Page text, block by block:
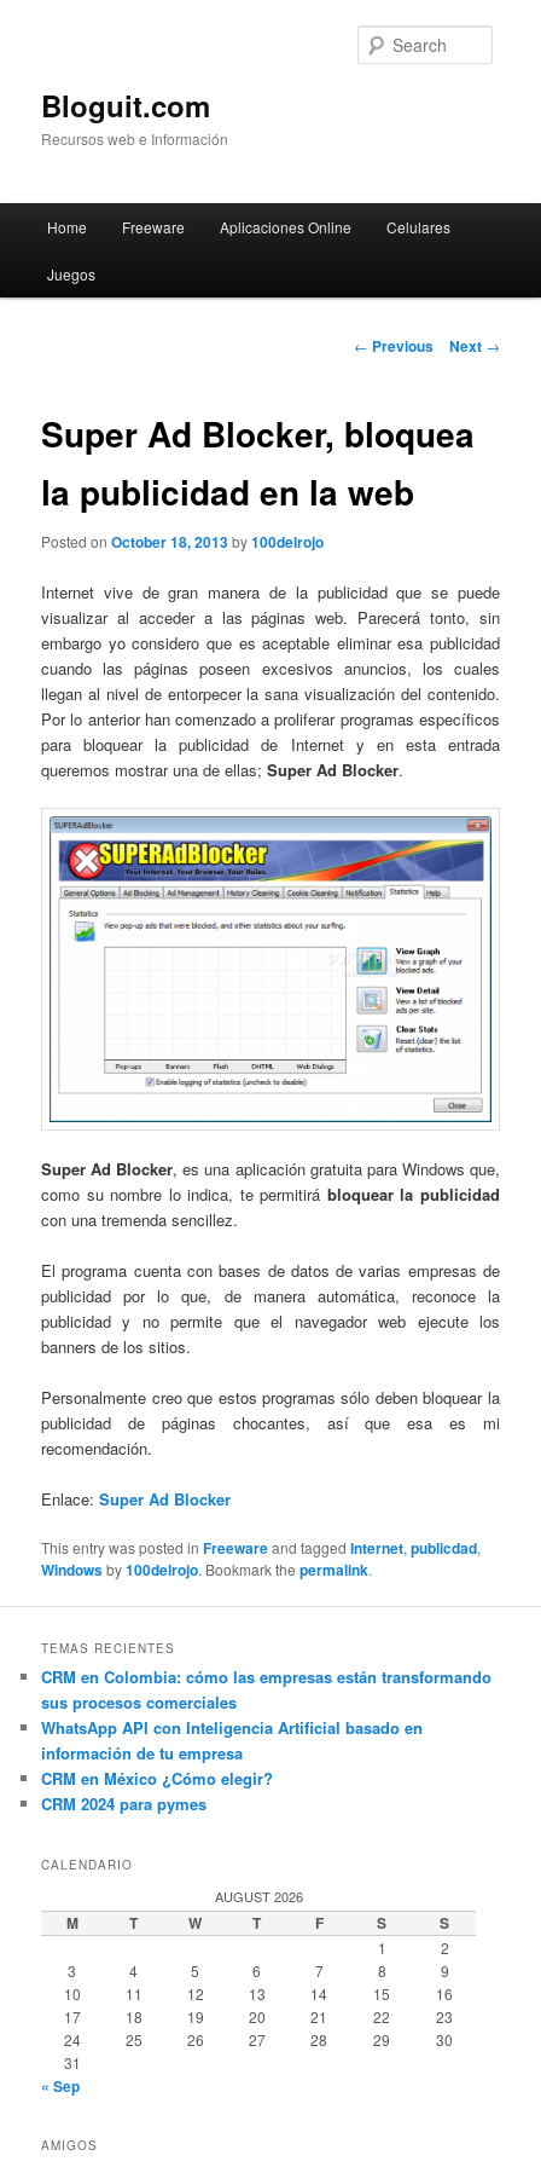
Bloguit.com
Recursos web e Información
Skip
to
Home Freeware Aplicaciones Online Celulares
Juegos
Post
← Previous Next →
Super Ad Blocker, bloquea
la publicidad en la web
Posted onOctober 18, 2013by100delrojo
Internet vive de gran manera de la publicidad que se puede
visualizar al acceder a las páginas web. Parecerá tonto, sin
embargo yo considero que es aceptable eliminar esa publicidad
cuando las páginas poseen excesivos anuncios, los cuales
llegan al nivel de entorpecer la sana visualización del contenido.
Por lo anterior han comenzado a proliferar programas específicos
para bloquear la publicidad de Internet y en esta entrada
queremos mostrar una de ellas;Super Ad Blocker.
Super Ad Blocker, es una aplicación gratuita para Windows que,
como su nombre lo indica, te permitirá bloquear la publicidad
con una tremenda sencillez.
El programa cuenta con bases de datos de varias empresas de
publicidad por lo que, de manera automática, reconoce la
publicidad y no permite que el navegador web ejecute los
banners de los sitios.
Personalmente creo que estos programas sólo deben bloquear la
publicidad de páginas chocantes, así que esa es mi
recomendación.
Enlace:Super Ad Blocker
This entry was posted inFreewareand taggedInternet,publicdad,
Windowsby100delrojo. Bookmark thepermalink.
TEMAS RECIENTES
CRM en Colombia: cómo las empresas están transformando
sus procesos comerciales
WhatsApp API con Inteligencia Artificial basado en
información de tu empresa
CRM en México ¿Cómo elegir?
CRM 2024 para pymes
CALENDARIO
AUGUST 2026
M T W T F S S
1
2
3
4 5 6 7 8
9
10
11 12 13 14 15
16
17
18 19 20 21 22
23
24
25 26 27 28 29
30
31
« Sep
AMIGOS